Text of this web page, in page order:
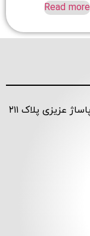
Read more
عزیزی پلاک ۲۱۱